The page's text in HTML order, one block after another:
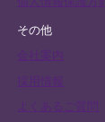
その他
採用情報
よくあるご質問